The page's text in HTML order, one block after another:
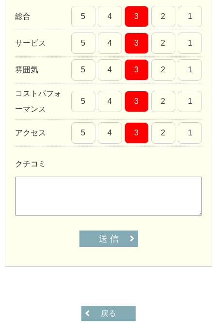
総合 5 4 3 2 1
サービス 5 4 3 2 1
雰囲気 5 4 3 2 1
コストパフォ
ーマンス
5 4 3 2 1
アクセス 5 4 3 2 1
クチコミ
送 信
戻る